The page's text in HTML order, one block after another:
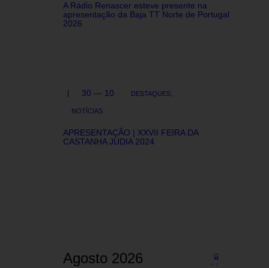
A Rádio Renascer esteve presente na
apresentação da Baja TT Norte de Portugal
2026
30 — 10 DESTAQUES,
NOTÍCIAS
APRESENTAÇÃO | XXVII FEIRA DA
CASTANHA JUDIA 2024
Agosto 2026
«